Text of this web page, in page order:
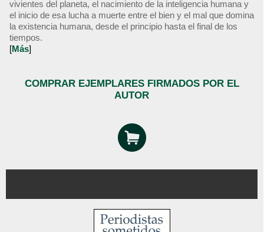
vivientes del planeta, el nacimiento de la inteligencia humana y
el inicio de esa lucha a muerte entre el bien y el mal que domina
la existencia humana, desde el principio hasta el final de los
tiempos.
[Más]
COMPRAR EJEMPLARES FIRMADOS POR EL
AUTOR